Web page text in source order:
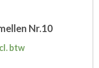
Nr.10
btw